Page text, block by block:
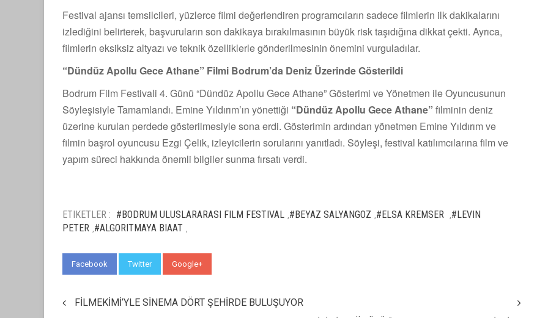
Festival ajansı temsilcileri, yüzlerce filmi değerlendiren programcıların sadece filmlerin ilk dakikalarını
izlediğini belirterek, başvuruların son dakikaya bırakılmasının büyük risk taşıdığına dikkat çekti. Ayrıca,
filmlerin eksiksiz altyazı ve teknik özelliklerle gönderilmesinin önemini vurguladılar.
“Dündüz Apollu Gece Athane” Filmi Bodrum’da Deniz Üzerinde Gösterildi
Bodrum Film Festivali 4. Günü “Dündüz Apollu Gece Athane” Gösterimi ve Yönetmen ile Oyuncusunun
Söyleşisiyle Tamamlandı. Emine Yıldırım’ın yönettiği “Dündüz Apollu Gece Athane” filminin deniz
üzerine kurulan perdede gösterilmesiyle sona erdi. Gösterimin ardından yönetmen Emine Yıldırım ve
filmin başrol oyuncusu Ezgi Çelik, izleyicilerin sorularını yanıtladı. Söyleşi, festival katılımcılarına film ve
yapım süreci hakkında önemli bilgiler sunma fırsatı verdi.
ETIKETLER : #BODRUM ULUSLARARASI FILM FESTIVAL #BEYAZ SALYANGOZ #ELSA KREMSER
#LEVIN
PETER #ALGORITMAYA BIAAT
Facebook Twitter Google+
FİLMEKİMİ’YLE SİNEMA DÖRT ŞEHİRDE BULUŞUYOR